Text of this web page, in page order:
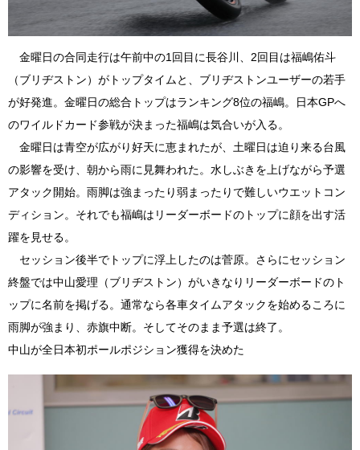
金曜日の合同走行は午前中の1回目に長谷川、2回目は福嶋佑斗
（ブリヂストン）がトップタイムと、ブリヂストンユーザーの若手
が好発進。金曜日の総合トップはランキング8位の福嶋。日本GPへ
のワイルドカード参戦が決まった福嶋は気合いが入る。
金曜日は青空が広がり好天に恵まれたが、土曜日は迫り来る台風
の影響を受け、朝から雨に見舞われた。水しぶきを上げながら予選
アタック開始。雨脚は強まったり弱まったりで難しいウエットコン
ディション。それでも福嶋はリーダーボードのトップに顔を出す活
躍を見せる。
セッション後半でトップに浮上したのは菅原。さらにセッション
終盤では中山愛理（ブリヂストン）がいきなりリーダーボードのト
ップに名前を掲げる。通常なら各車タイムアタックを始めるころに
雨脚が強まり、赤旗中断。そしてそのまま予選は終了。
中山が全日本初ポールポジション獲得を決めた